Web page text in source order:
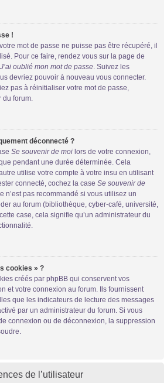
!
mot de passe ne puisse pas être récupéré, il
Pour ce faire, rendez vous sur la page de
J’ai oublié mon mot de passe. Suivez les
devriez pouvoir à nouveau vous connecter.
pas à réinitialiser votre mot de passe,
du forum.
déconnecté ?
Se souvenir de moi lors de votre connexion,
pendant une durée déterminée. Cela
utilise votre compte à votre insu en utilisant
connecté, cochez la case Se souvenir de
n’est pas recommandé si vous utilisez un
au forum (bibliothèque, cyber-café, université,
case, cela signifie qu’un administrateur du
cookies » ?
créés par phpBB qui conservent vos
et votre connexion au forum. Ils fournissent
que les indicateurs de lecture des messages
par un administrateur du forum. Si vous
connexion ou de déconnexion, la suppression
de l’utilisateur